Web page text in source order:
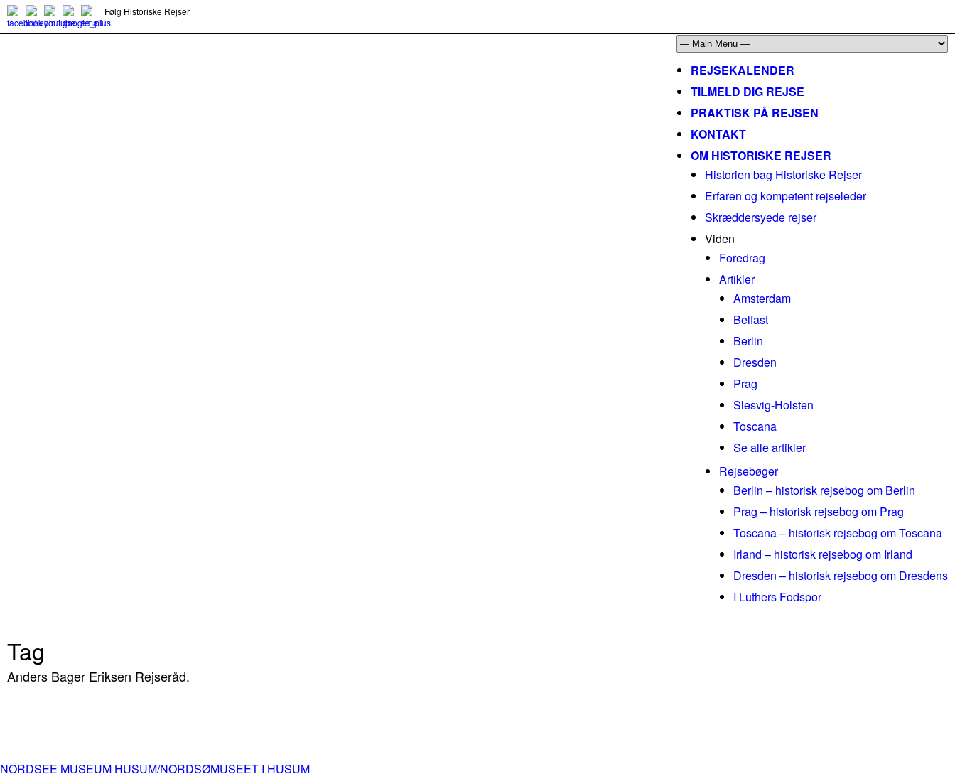
Følg Historiske Rejser
REJSEKALENDER
TILMELD DIG REJSE
PRAKTISK PÅ REJSEN
KONTAKT
OM HISTORISKE REJSER
Historien bag Historiske Rejser
Erfaren og kompetent rejseleder
Skræddersyede rejser
Viden
Foredrag
Artikler
Amsterdam
Belfast
Berlin
Dresden
Prag
Slesvig-Holsten
Toscana
Se alle artikler
Rejsebøger
Berlin – historisk rejsebog om Berlin
Prag – historisk rejsebog om Prag
Toscana – historisk rejsebog om Toscana
Irland – historisk rejsebog om Irland
Dresden – historisk rejsebog om Dresdens
I Luthers Fodspor
Tag
Anders Bager Eriksen Rejseråd.
NORDSEE MUSEUM HUSUM/NORDSØMUSEET I HUSUM